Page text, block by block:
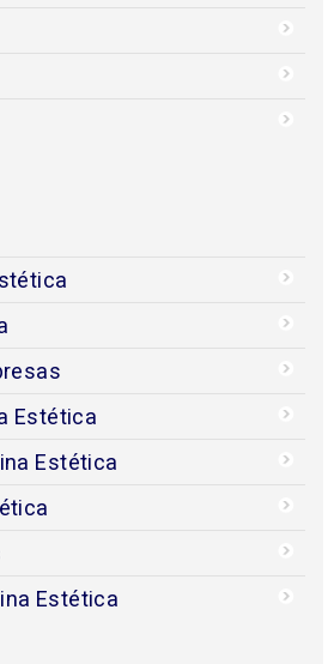
Estética
Estética
Estética